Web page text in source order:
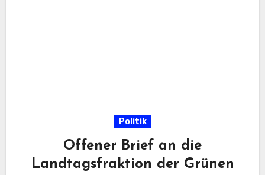
Politik
Offener Brief an die
Landtagsfraktion der Grünen